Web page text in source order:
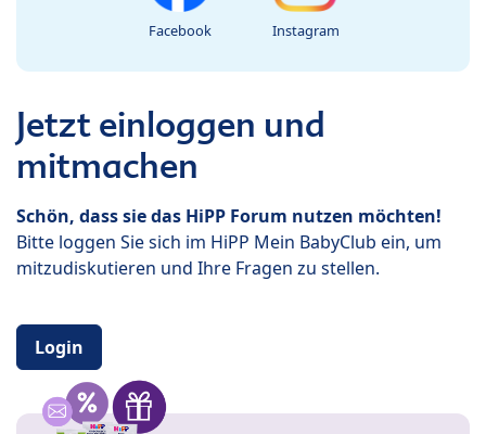
Facebook Instagram
Jetzt einloggen und
mitmachen
Schön, dass sie das HiPP Forum nutzen möchten!
Bitte loggen Sie sich im HiPP Mein BabyClub ein, um
mitzudiskutieren und Ihre Fragen zu stellen.
Login